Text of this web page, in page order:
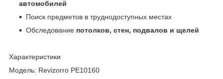
автомобилей
Поиск предметов в труднодоступных местах
Обследование потолков, стен, подвалов и щелей
Характеристики
Модель: Revizorro PE10160